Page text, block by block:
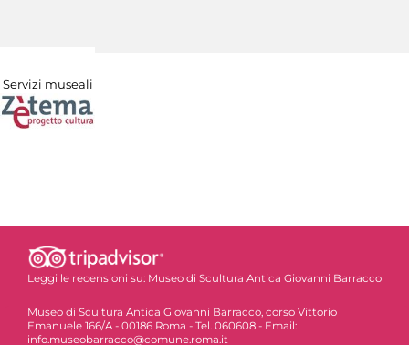
Servizi museali
Leggi le recensioni su: Museo di Scultura Antica Giovanni Barracco
Museo di Scultura Antica Giovanni Barracco, corso Vittorio
Emanuele 166/A - 00186 Roma - Tel. 060608 - Email:
info.museobarracco@comune.roma.it